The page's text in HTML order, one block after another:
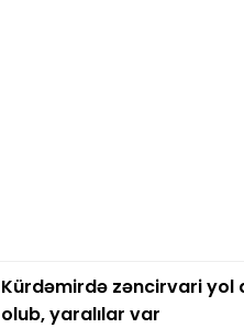
©
Kürdəmirdə zəncirvari yol
olub, yaralılar var